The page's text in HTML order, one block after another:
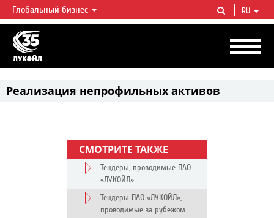
ЛУКОЙЛ СЕГОДНЯ
ЛУКОЙЛ — одна из крупнейших вертикально интегрированных
нефтегазовых компаний в мире, на долю которой приходится более 2%
мировой добычи нефти и около 1% доказанных запасов углеводородов.
Глобальный бизнес RU
Реализация непрофильных активов
СМОТРИТЕ ТАКЖЕ
Тендеры, проводимые ПАО
«ЛУКОЙЛ»
Тендеры ПАО «ЛУКОЙЛ»,
проводимые за рубежом